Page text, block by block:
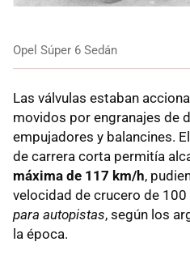
Opel Súper 6 Sedán
Las válvulas estaban
movidos por engranajes de
empujadores y balancines.
de carrera corta permitía
máxima de 117 km/h,
velocidad de crucero de
para autopistas, según los
la época.